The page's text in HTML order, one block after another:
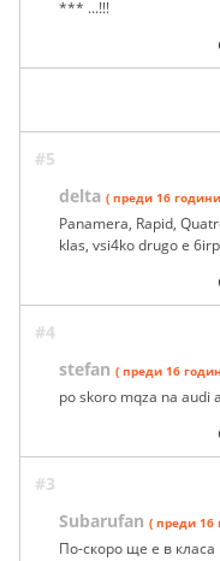
*** ...!!!
#5
delta ( преди 16
Panamera, Rapid,
klas, vsi4ko drugo e
#4
stefan ( преди 16
po skoro mqza na audi
#3
Subarufan ( преди 16
По-скоро ще е в класа